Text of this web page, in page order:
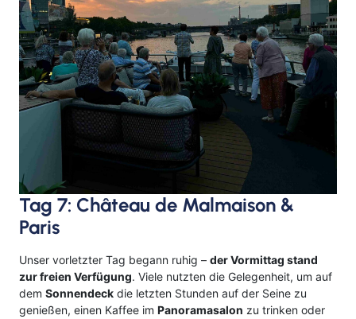
Tag 7: Château de Malmaison &
Paris
Unser vorletzter Tag begann ruhig – der Vormittag stand
zur freien Verfügung. Viele nutzten die Gelegenheit, um auf
dem Sonnendeck die letzten Stunden auf der Seine zu
genießen, einen Kaffee im Panoramasalon zu trinken oder